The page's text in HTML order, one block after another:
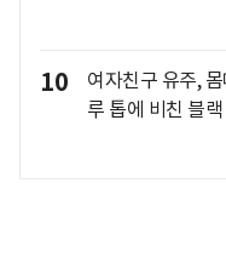
10
여자친구 유주,
루 톱에 비친 블